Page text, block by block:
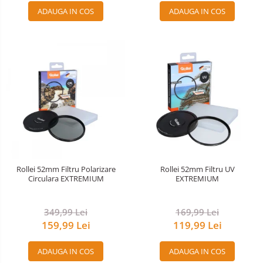
Accesorii drone
Stabilizatoare (Gimbal) / Steady
Huse Protectie / Ploaie camere
Accesorii diverse pt camere video
Camere Video Cinematice
Drone
Slider
Trepiede si monopiede
Trepiede foto
Trepiede video
ADAUGA IN COS ADAUGA IN COS
Rollei 52mm Filtru Polarizare
Circulara EXTREMIUM
349,99 Lei
159,99 Lei
ADAUGA IN COS
Rollei 52mm Filtru UV
EXTREMIUM
169,99 Lei
119,99 Lei
ADAUGA IN COS